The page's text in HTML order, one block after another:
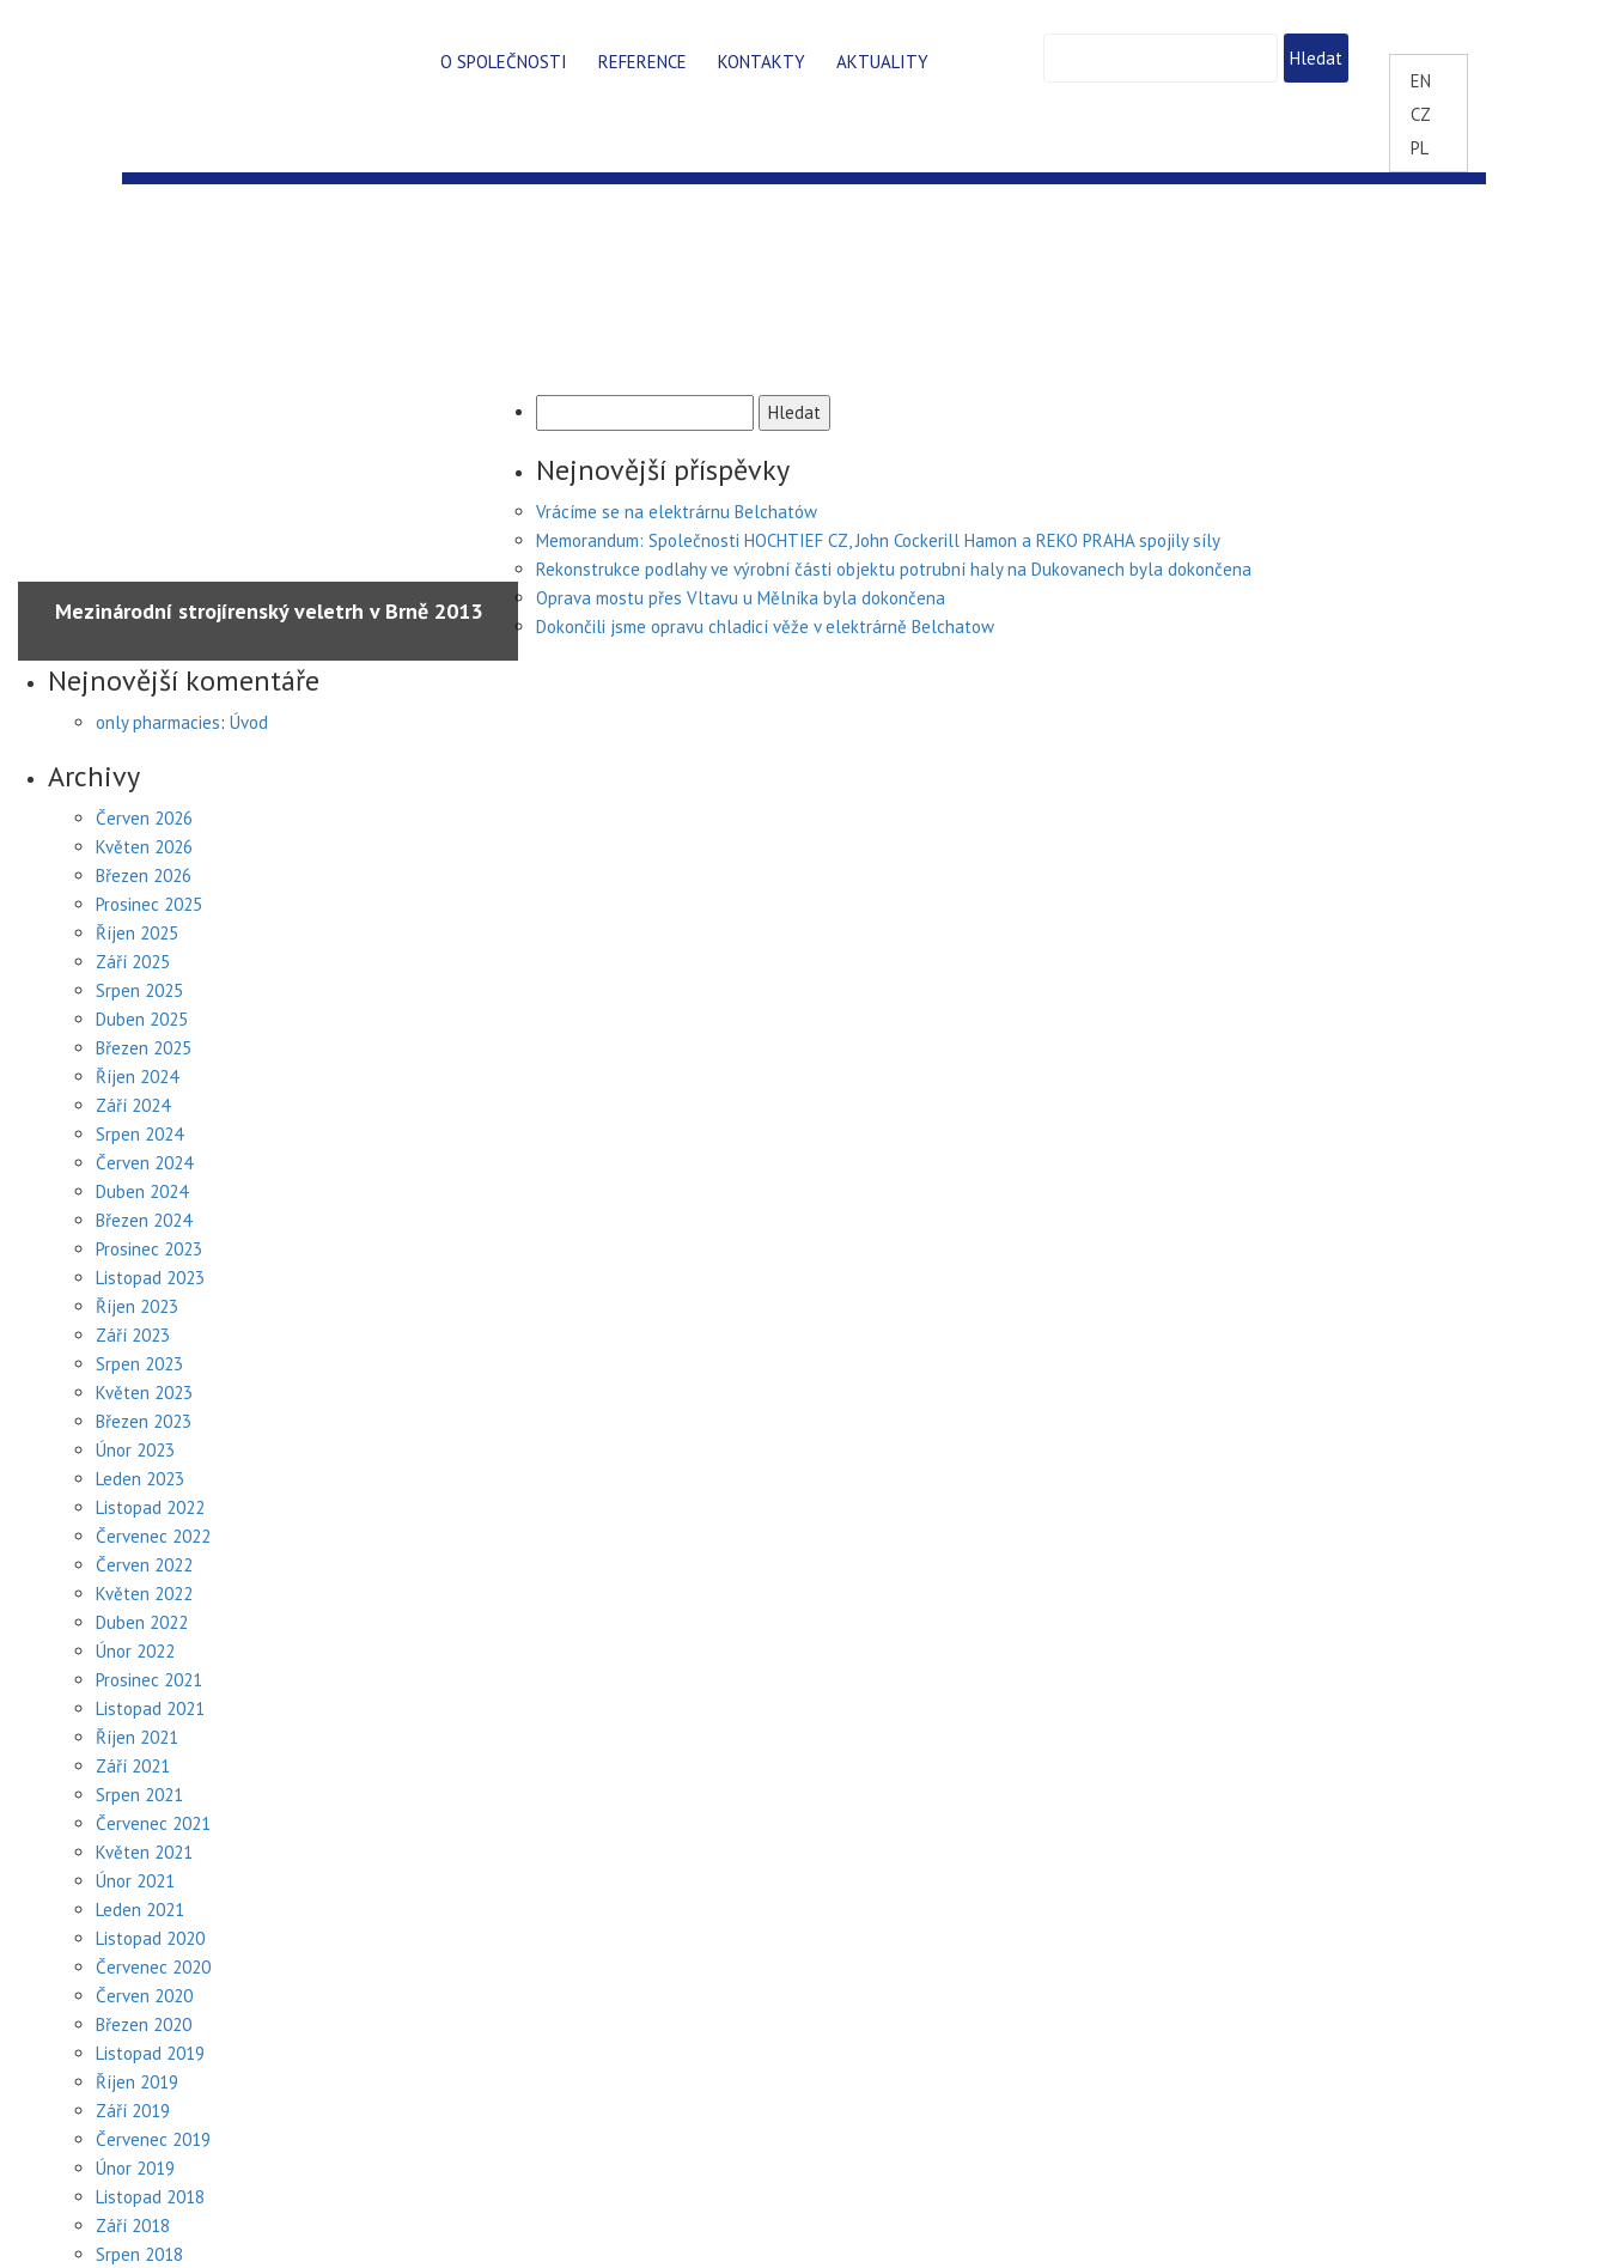
O SPOLEČNOSTI REFERENCE KONTAKTY
AKTUALITY
EN
CZ
PL
Mezinárodní strojírenský veletrh v Brně 2013
Nejnovější příspěvky
Vrácíme se na elektrárnu Belchatów
Memorandum: Společnosti HOCHTIEF CZ, John Cockerill Hamon a REKO PRAHA spojily síly
Rekonstrukce podlahy ve výrobní části objektu potrubní haly na Dukovanech byla dokončena
Oprava mostu přes Vltavu u Mělníka byla dokončena
Dokončili jsme opravu chladicí věže v elektrárně Belchatow
Nejnovější komentáře
only pharmacies: Úvod
Archivy
Červen 2026
Květen 2026
Březen 2026
Prosinec 2025
Říjen 2025
Září 2025
Srpen 2025
Duben 2025
Březen 2025
Říjen 2024
Září 2024
Srpen 2024
Červen 2024
Duben 2024
Březen 2024
Prosinec 2023
Listopad 2023
Říjen 2023
Září 2023
Srpen 2023
Květen 2023
Březen 2023
Únor 2023
Leden 2023
Listopad 2022
Červenec 2022
Červen 2022
Květen 2022
Duben 2022
Únor 2022
Prosinec 2021
Listopad 2021
Říjen 2021
Září 2021
Srpen 2021
Červenec 2021
Květen 2021
Únor 2021
Leden 2021
Listopad 2020
Červenec 2020
Červen 2020
Březen 2020
Listopad 2019
Říjen 2019
Září 2019
Červenec 2019
Únor 2019
Listopad 2018
Září 2018
Srpen 2018